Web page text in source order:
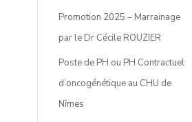
Promotion 2025 – Marrainage
par le Dr Cécile ROUZIER
Poste de PH ou PH Contractuel
d’oncogénétique au CHU de
Nîmes